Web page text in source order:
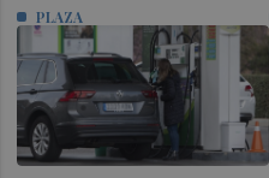
PLAZA